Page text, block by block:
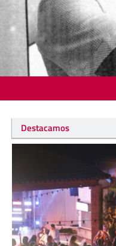
Destacamos